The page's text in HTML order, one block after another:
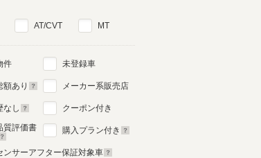
AT/CVT MT
件
額あり
なし
質評価書
未登録車
メーカー系販売店
クーポン付き
購入プラン付き
ンサーアフター保証対象車